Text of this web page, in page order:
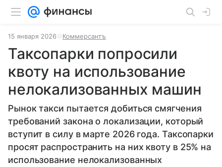
15 января 2026 Коммерсантъ
Таксопарки попросили
квоту на использование
нелокализованных машин
Рынок такси пытается добиться смягчения
требований закона о локализации, который
вступит в силу в марте 2026 года. Таксопарки
просят распространить на них квоту в 25% на
использование нелокализованных